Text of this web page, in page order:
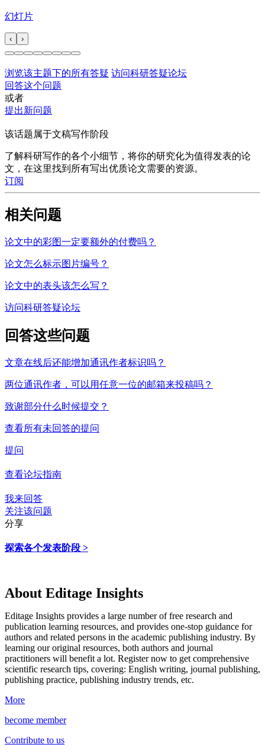
幻灯片
‹ ›
浏览该主题下的所有答疑 访问科研答疑论坛
回答这个问题
或者
提出新问题
该话题属于文稿写作阶段
了解科研写作的各个小细节，将你的研究化为值得发表的论
文，在这里找到所有写出优质论文需要的资源。
订阅
相关问题
论文中的彩图一定要额外的付费吗？
论文怎么标示图片编号？
论文中的表头该怎么写？
访问科研答疑论坛
回答这些问题
文章在线后还能增加通讯作者标识吗？
两位通讯作者，可以用任意一位的邮箱来投稿吗？
致谢部分什么时候提交？
查看所有未回答的提问
提问
查看论坛指南
我来回答
关注该问题
分享
探索各个发表阶段 >
About Editage Insights
Editage Insights provides a large number of free research and
publication learning resources, and provides one-stop guidance for
authors and related persons in the academic publishing industry. By
learning our original resources, both authors and journal
practitioners will benefit a lot. Register now to get comprehensive
scientific research tips, covering: English writing, journal publishing,
publishing practice, publishing industry trends, etc.
More
become member
Contribute to us